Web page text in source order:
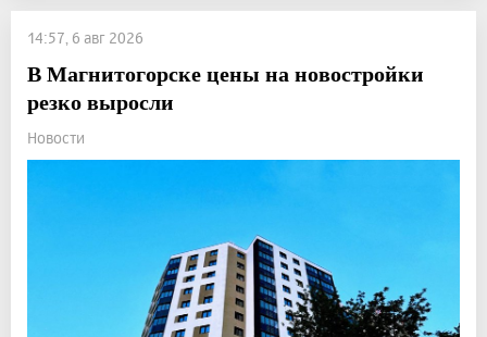
14:57, 6 авг 2026
В Магнитогорске цены на новостройки
резко выросли
Новости